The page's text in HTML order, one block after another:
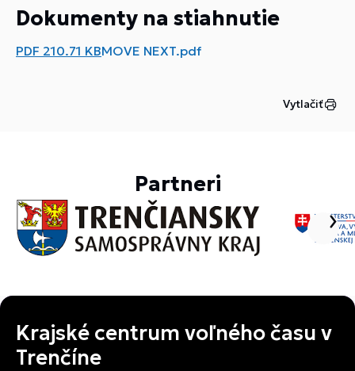
Dokumenty na stiahnutie
PDF 210.71 KBMOVE NEXT.pdf
Vytlačiť
Partneri
Krajské centrum voľného času v
Trenčíne